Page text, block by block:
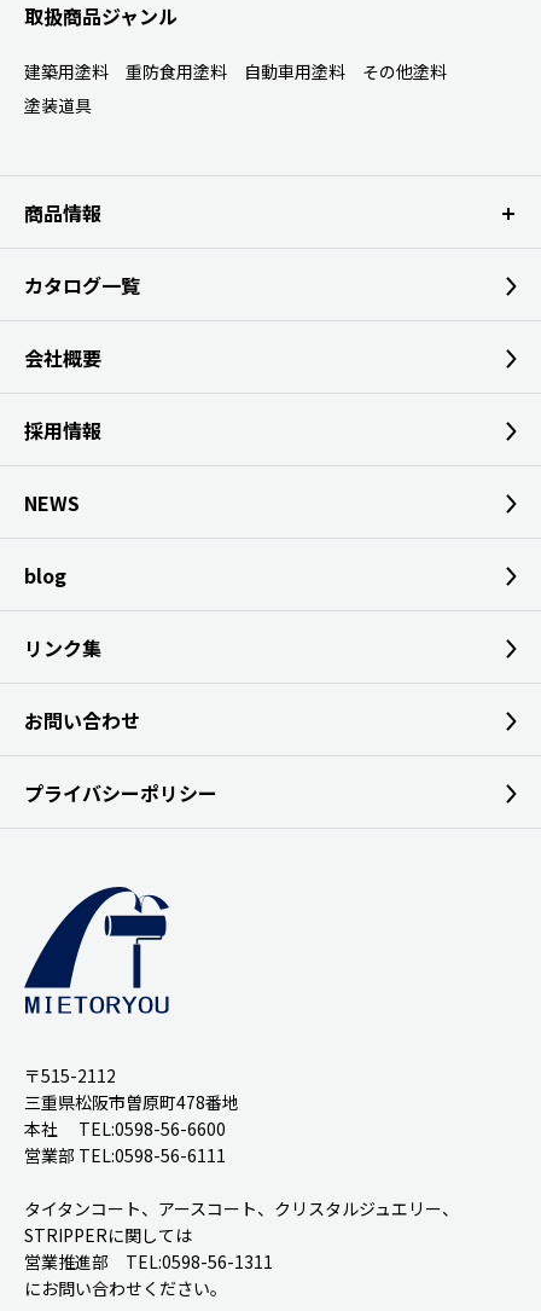
〒515-2112
三重県松阪市曽原町478番地
本社 TEL:0598-56-6600
営業部 TEL:0598-56-6111
タイタンコート、アースコート、クリスタルジュエリー、
STRIPPERに関しては
営業推進部 TEL:0598-56-1311
にお問い合わせください。
取扱商品ジャンル
建築用塗料 重防食用塗料 自動車用塗料
その他塗料
塗装道具
商品情報
カタログ一覧
会社概要
採用情報
NEWS
blog
リンク集
お問い合わせ
プライバシーポリシー